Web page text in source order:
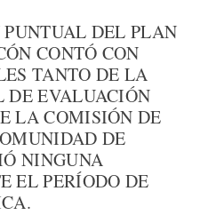
DEL PLAN
CONTÓ CON
TANTO DE LA
DE EVALUACIÓN
LA COMISIÓN DE
DE
NINGUNA
EL PERÍODO DE